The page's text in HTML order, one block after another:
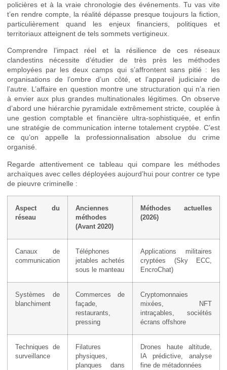
policières et à la vraie chronologie des événements. Tu vas vite
t’en rendre compte, la réalité dépasse presque toujours la fiction,
particulièrement quand les enjeux financiers, politiques et
territoriaux atteignent de tels sommets vertigineux.
Comprendre l’impact réel et la résilience de ces réseaux
clandestins nécessite d’étudier de très près les méthodes
employées par les deux camps qui s’affrontent sans pitié : les
organisations de l’ombre d’un côté, et l’appareil judiciaire de
l’autre. L’affaire en question montre une structuration qui n’a rien
à envier aux plus grandes multinationales légitimes. On observe
d’abord une hiérarchie pyramidale extrêmement stricte, couplée à
une gestion comptable et financière ultra-sophistiquée, et enfin
une stratégie de communication interne totalement cryptée. C’est
ce qu’on appelle la professionnalisation absolue du crime
organisé.
Regarde attentivement ce tableau qui compare les méthodes
archaïques avec celles déployées aujourd’hui pour contrer ce type
de pieuvre criminelle :
Aspect du
réseau
Anciennes
méthodes
(Avant 2020)
Méthodes actuelles
(2026)
Canaux de
communication
Téléphones
jetables achetés
sous le manteau
Applications militaires
cryptées (Sky ECC,
EncroChat)
Systèmes de
blanchiment
Commerces de
façade,
restaurants,
pressing
Cryptomonnaies
mixées, NFT
intraçables, sociétés
écrans offshore
Techniques de
surveillance
Filatures
physiques,
planques dans
Drones haute altitude,
IA prédictive, analyse
fine de métadonnées